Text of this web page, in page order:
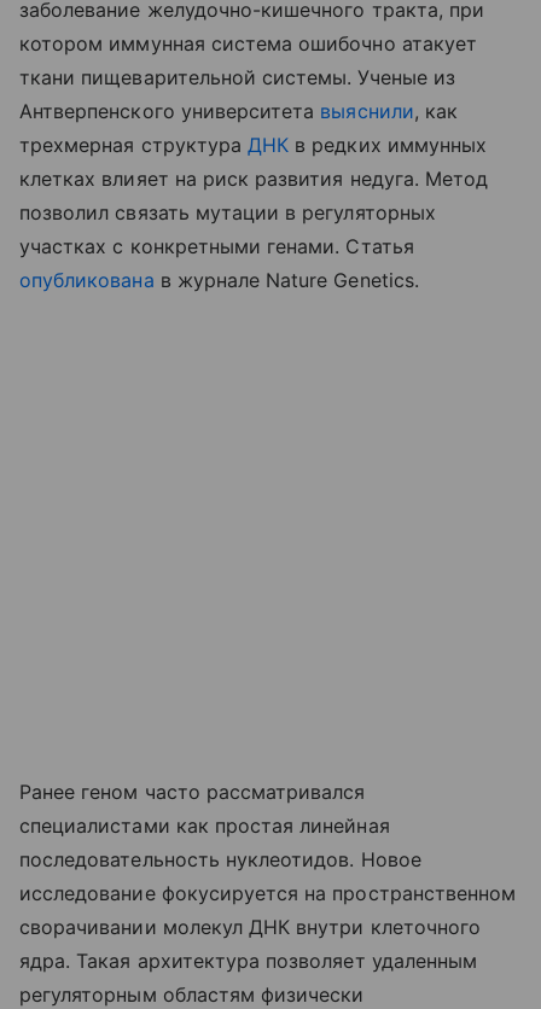
заболевание желудочно-кишечного тракта, при
котором иммунная система ошибочно атакует
ткани пищеварительной системы. Ученые из
Антверпенского университета выяснили, как
трехмерная структураДНК в редких иммунных
клетках влияет на риск развития недуга. Метод
позволил связать мутации в регуляторных
участках с конкретными генами. Статья
опубликована в журнале Nature Genetics.
Ранее геном часто рассматривался
специалистами как простая линейная
последовательность нуклеотидов. Новое
исследование фокусируется на пространственном
сворачивании молекул ДНК внутри клеточного
ядра. Такая архитектура позволяет удаленным
регуляторным областям физически